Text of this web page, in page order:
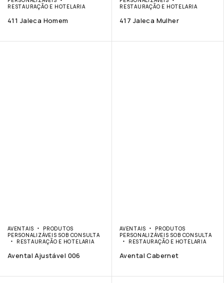
RESTAURAÇÃO E HOTELARIA
411 Jaleca Homem
RESTAURAÇÃO E HOTELARIA
417 Jaleca Mulher
AVENTAIS
PRODUTOS
PERSONALIZÁVEIS SOB CONSULTA
RESTAURAÇÃO E HOTELARIA
Avental Ajustável 006
AVENTAIS
PRODUTOS
PERSONALIZÁVEIS SOB CONSULTA
RESTAURAÇÃO E HOTELARIA
Avental Cabernet